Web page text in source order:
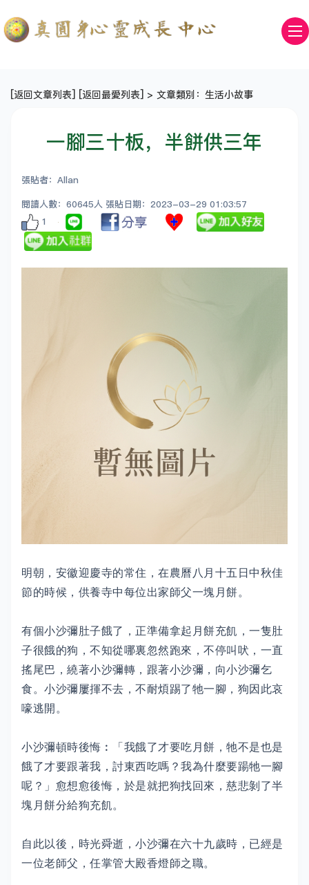
[返回文章列表] [返回最愛列表] > 文章類別：生活小故事
一腳三十板，半餅供三年
張貼者：Allan
閱讀人數：60645人 張貼日期：2023-03-29 01:03:57
1
明朝，安徽迎慶寺的常住，在農曆八月十五日中秋佳
節的時候，供養寺中每位出家師父一塊月餅。
有個小沙彌肚子餓了，正準備拿起月餅充飢，一隻肚
子很餓的狗，不知從哪裏忽然跑來，不停叫吠，一直
搖尾巴，繞著小沙彌轉，跟著小沙彌，向小沙彌乞
食。小沙彌屢揮不去，不耐煩踢了牠一腳，狗因此哀
嚎逃開。
小沙彌頓時後悔︰「我餓了才要吃月餅，牠不是也是
餓了才要跟著我，討東西吃嗎？我為什麼要踼牠一腳
呢？」愈想愈後悔，於是就把狗找回來，慈悲剝了半
塊月餅分給狗充飢。
自此以後，時光舜逝，小沙彌在六十九歲時，已經是
一位老師父，任掌管大殿香燈師之職。